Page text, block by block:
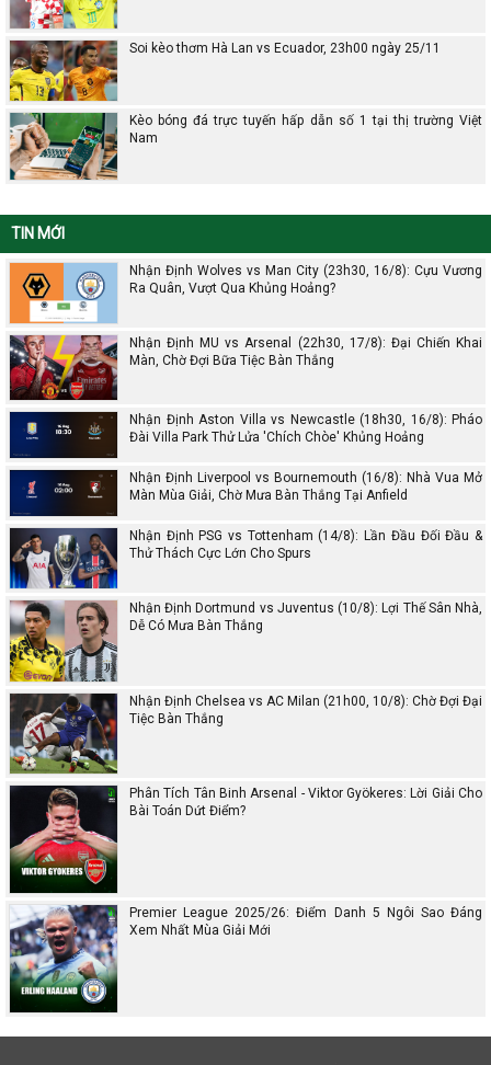
Soi kèo thơm Hà Lan vs Ecuador, 23h00 ngày 25/11
Kèo bóng đá trực tuyến hấp dẫn số 1 tại thị trường Việt
Nam
TIN MỚI
Nhận Định Wolves vs Man City (23h30, 16/8): Cựu Vương
Ra Quân, Vượt Qua Khủng Hoảng?
Nhận Định MU vs Arsenal (22h30, 17/8): Đại Chiến Khai
Màn, Chờ Đợi Bữa Tiệc Bàn Thắng
Nhận Định Aston Villa vs Newcastle (18h30, 16/8): Pháo
Đài Villa Park Thử Lửa 'Chích Chòe' Khủng Hoảng
Nhận Định Liverpool vs Bournemouth (16/8): Nhà Vua Mở
Màn Mùa Giải, Chờ Mưa Bàn Thắng Tại Anfield
Nhận Định PSG vs Tottenham (14/8): Lần Đầu Đối Đầu &
Thử Thách Cực Lớn Cho Spurs
Nhận Định Dortmund vs Juventus (10/8): Lợi Thế Sân Nhà,
Dễ Có Mưa Bàn Thắng
Nhận Định Chelsea vs AC Milan (21h00, 10/8): Chờ Đợi Đại
Tiệc Bàn Thắng
Phân Tích Tân Binh Arsenal - Viktor Gyökeres: Lời Giải Cho
Bài Toán Dứt Điểm?
Premier League 2025/26: Điểm Danh 5 Ngôi Sao Đáng
Xem Nhất Mùa Giải Mới